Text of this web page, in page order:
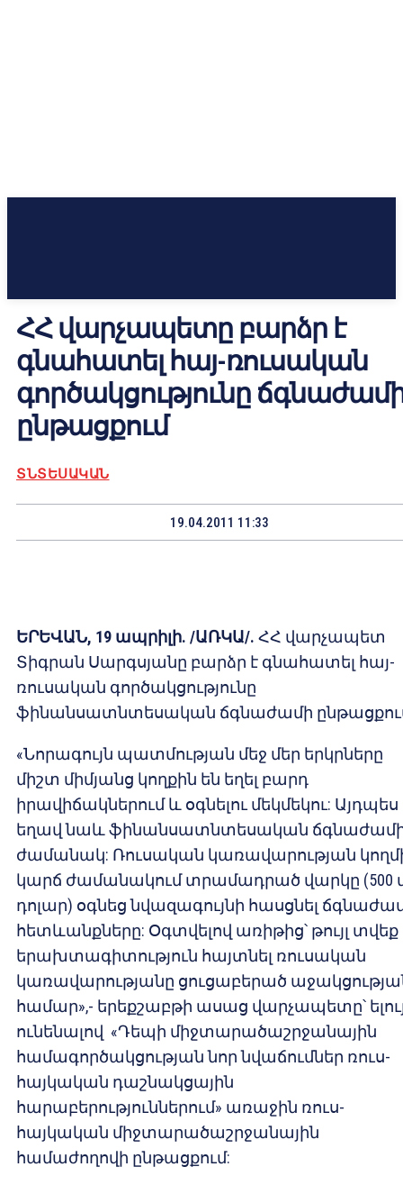
ՀՀ վարչապետը բարձր է
գնահատել հայ-ռուսական
գործակցությունը
ընթացքում
ՏՆՏԵՍԱԿԱՆ
19.04.2011 11:33
ԵՐԵՎԱՆ, 19 ապրիլի. /ԱՌԿԱ/. ՀՀ վարչապետ
Տիգրան Սարգսյանը բարձր է գնահատել հայ-
ռուսական գործակցությունը
ֆինանսատնտեսական ճգնաժամի
«Նորագույն պատմության մեջ մեր երկրները
միշտ միմյանց կողքին են եղել բարդ
իրավիճակներում և օգնելու մեկմեկու: Այդպես
եղավ նաև ֆինանսատնտեսական
ժամանակ: Ռուսական կառավարության
կարճ ժամանակում տրամադրած վարկը (500
դոլար) օգնեց նվազագույնի հասցնել
հետևանքները: Օգտվելով առիթից՝ թույլ տվեք
երախտագիտություն հայտնել ռուսական
կառավարությանը ցուցաբերած
համար»,- երեքշաբթի ասաց վարչապետը՝
ունենալով «Դեպի միջտարածաշրջանային
համագործակցության նոր նվաճումներ ռուս-
հայկական դաշնակցային
հարաբերություններում» առաջին ռուս-
հայկական միջտարածաշրջանային
համաժողովի ընթացքում: